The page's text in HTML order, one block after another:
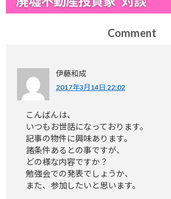
Comment
伊藤和成
2017年3月14日 22:02
こんばんは、
いつもお世話になっております。
記事の物件に興味あります。
諸条件あるとの事ですが、
どの様な内容ですか？
勉強会での発表でしょうか、
また、参加したいと思います。